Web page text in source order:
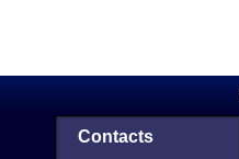
Contacts